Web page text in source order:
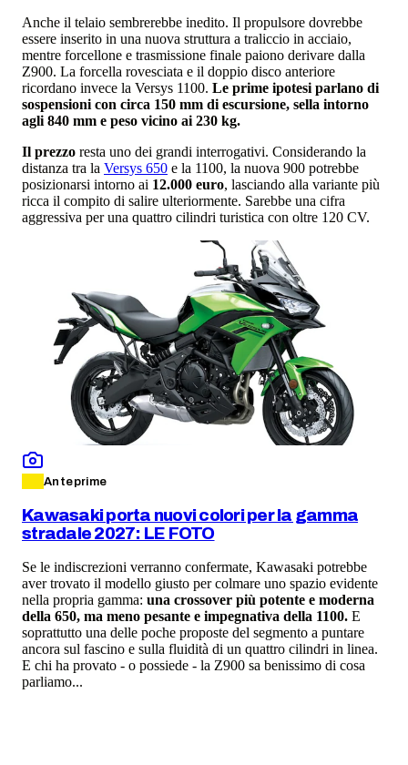
Anche il telaio sembrerebbe inedito. Il propulsore dovrebbe
essere inserito in una nuova struttura a traliccio in acciaio,
mentre forcellone e trasmissione finale paiono derivare dalla
Z900. La forcella rovesciata e il doppio disco anteriore
ricordano invece la Versys 1100. Le prime ipotesi parlano di
sospensioni con circa 150 mm di escursione, sella intorno
agli 840 mm e peso vicino ai 230 kg.
Il prezzo resta uno dei grandi interrogativi. Considerando la
distanza tra la Versys 650 e la 1100, la nuova 900 potrebbe
posizionarsi intorno ai 12.000 euro, lasciando alla variante più
ricca il compito di salire ulteriormente. Sarebbe una cifra
aggressiva per una quattro cilindri turistica con oltre 120 CV.
Anteprime
Kawasaki porta nuovi colori per la gamma
stradale 2027: LE FOTO
Se le indiscrezioni verranno confermate, Kawasaki potrebbe
aver trovato il modello giusto per colmare uno spazio evidente
nella propria gamma: una crossover più potente e moderna
della 650, ma meno pesante e impegnativa della 1100. E
soprattutto una delle poche proposte del segmento a puntare
ancora sul fascino e sulla fluidità di un quattro cilindri in linea.
E chi ha provato - o possiede - la Z900 sa benissimo di cosa
parliamo...